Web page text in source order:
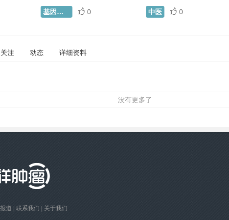
基因检测 0 中医 0
关注 动态 详细资料
没有更多了
道 联系我们 关于我们